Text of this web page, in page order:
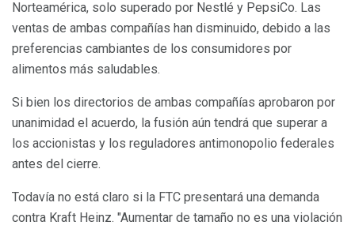
Norteamérica, solo superado por Nestlé y PepsiCo. Las
ventas de ambas compañías han disminuido, debido a las
preferencias cambiantes de los consumidores por
alimentos más saludables.
Si bien los directorios de ambas compañías aprobaron por
unanimidad el acuerdo, la fusión aún tendrá que superar a
los accionistas y los reguladores antimonopolio federales
antes del cierre.
Todavía no está claro si la FTC presentará una demanda
contra Kraft Heinz. "Aumentar de tamaño no es una violación